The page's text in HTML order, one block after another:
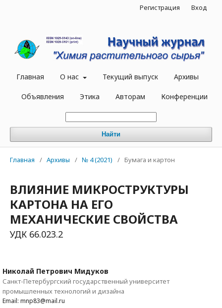
Главная О нас Текущий выпуск Архивы
Объявления Этика Авторам Конференции
Найти
Регистрация Вход
Главная / Архивы / № 4 (2021) / Бумага и картон
ВЛИЯНИЕ МИКРОСТРУКТУРЫ
КАРТОНА НА ЕГО
МЕХАНИЧЕСКИЕ СВОЙСТВА
УДК 66.023.2
Николай Петрович Мидуков
Санкт-Петербургский государственный университет
промышленных технологий и дизайна
Email: mnp83@mail.ru